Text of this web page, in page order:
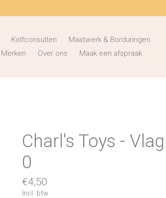
Kolfconsulten
Maatwerk & Borduringen
Merken Over ons Maak een afspraak
Charl's Toys -
0
€4,50
Incl. btw